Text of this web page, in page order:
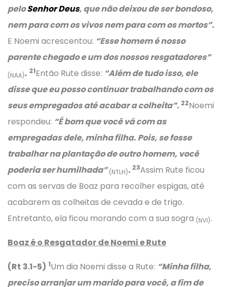
peloSenhor Deus, que não deixou de ser bondoso,
nem para com os vivos nem para com os mortos”.
E Noemi acrescentou: “Esse homem é nosso
parente chegado e um dos nossos resgatadores”
(NAA). 21Então Rute disse: “Além de tudo isso, ele
disse que eu posso continuar trabalhando com os
seus empregados até acabar a colheita”. 22Noemi
respondeu: “É bom que você vá com as
empregadas dele, minha filha. Pois, se fosse
trabalhar na plantação de outro homem, você
poderia ser humilhada”(NTLH). 23Assim Rute ficou
com as servas de Boaz para recolher espigas, até
acabarem as colheitas de cevada e de trigo.
Entretanto, ela ficou morando com a sua sogra (NVI).
Boaz é o Resgatador de Noemi e Rute
(Rt 3.1-5) 1Um dia Noemi disse a Rute: “Minha filha,
preciso arranjar um marido para você, a fim de